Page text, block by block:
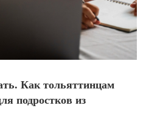
Как тольяттинцам
подростков из